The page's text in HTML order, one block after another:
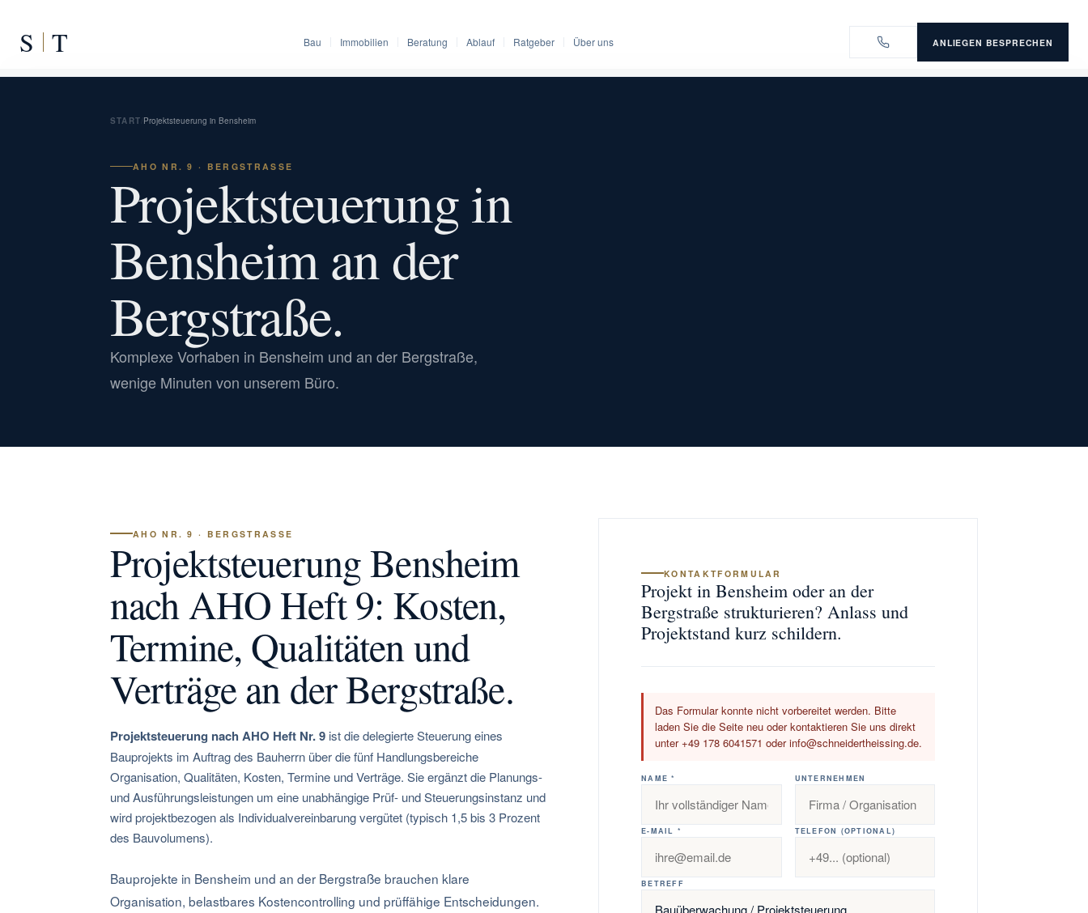
S T
START Projektsteuerung in Bensheim
AHO NR. 9 · BERGSTRASSE
Projektsteuerung in
Bensheim an der
Bergstraße.
Komplexe Vorhaben in Bensheim und an der Bergstraße,
wenige Minuten von unserem Büro.
AHO NR. 9 · BERGSTRASSE
Projektsteuerung Bensheim
nach AHO Heft 9: Kosten,
Termine, Qualitäten und
Verträge an der Bergstraße.
Projektsteuerung nach AHO Heft Nr. 9 ist die delegierte Steuerung eines
Bauprojekts im Auftrag des Bauherrn über die fünf Handlungsbereiche
Organisation, Qualitäten, Kosten, Termine und Verträge. Sie ergänzt die Planungs-
und Ausführungsleistungen um eine unabhängige Prüf- und Steuerungsinstanz und
wird projektbezogen als Individualvereinbarung vergütet (typisch 1,5 bis 3 Prozent
des Bauvolumens).
Bauprojekte in Bensheim und an der Bergstraße brauchen klare
Organisation, belastbares Kostencontrolling und prüffähige Entscheidungen.
KONTAKTFORMULAR
Projekt in Bensheim oder an der
Bergstraße strukturieren? Anlass und
Projektstand kurz schildern.
Das Formular konnte nicht vorbereitet werden. Bitte
laden Sie die Seite neu oder kontaktieren Sie uns direkt
unter +49 178 6041571 oder info@schneidertheissing.de.
NAME * UNTERNEHMEN
E-MAIL * TELEFON (OPTIONAL)
BETREFF